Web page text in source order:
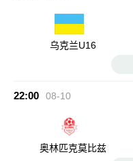
乌克兰U16
22:00 08-10
奥林匹克莫比兹